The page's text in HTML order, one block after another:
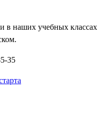
в наших учебных классах
35